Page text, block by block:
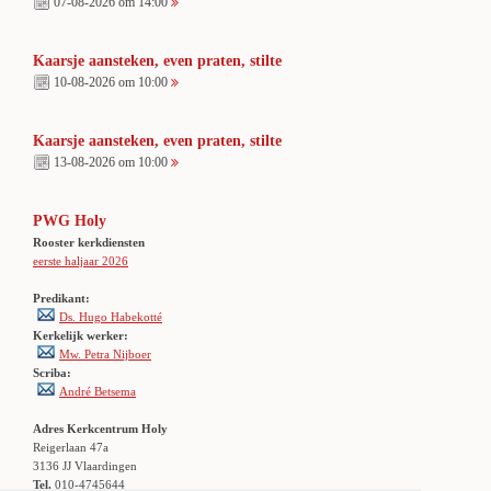
Kaarsje aansteken, even praten, stilte
10-08-2026 om 10:00
Kaarsje aansteken, even praten, stilte
13-08-2026 om 10:00
PWG Holy
Rooster kerkdiensten
eerste haljaar 2026
Predikant:
Ds. Hugo Habekotté
Kerkelijk werker:
Mw. Petra Nijboer
Scriba:
André Betsema
Adres Kerkcentrum Holy
Reigerlaan 47a
3136 JJ Vlaardingen
Tel. 010-4745644